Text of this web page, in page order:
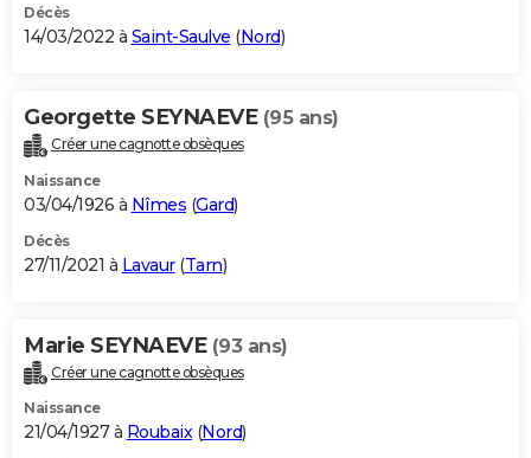
Décès
14/03/2022 à Saint-Saulve (Nord)
Georgette SEYNAEVE (95 ans)
Créer une cagnotte obsèques
Naissance
03/04/1926 à Nîmes (Gard)
Décès
27/11/2021 à Lavaur(Tarn)
Marie SEYNAEVE (93 ans)
Créer une cagnotte obsèques
Naissance
21/04/1927 à Roubaix(Nord)